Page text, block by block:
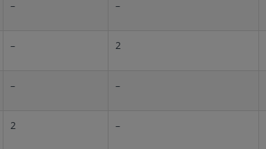
– –
– 2
– –
2 –